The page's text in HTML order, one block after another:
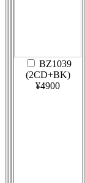
BZ1039
(2CD+BK)
¥4900